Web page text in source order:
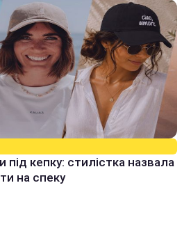
під кепку: стилістка назвала
на спеку